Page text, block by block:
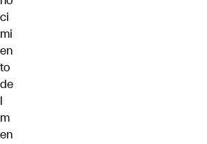
ci
mi
en
to
de
l
m
en